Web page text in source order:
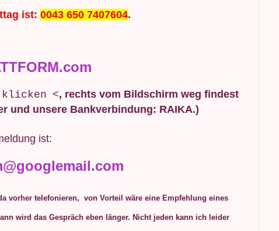
ist: 0043 650 7407604.
<, rechts vom Bildschirm weg findest
und unsere Bankverbindung: RAIKA.)
ist:
vorher telefonieren, von Vorteil wäre eine Empfehlung eines
wird das Gespräch eben länger. Nicht jeden kann ich leider